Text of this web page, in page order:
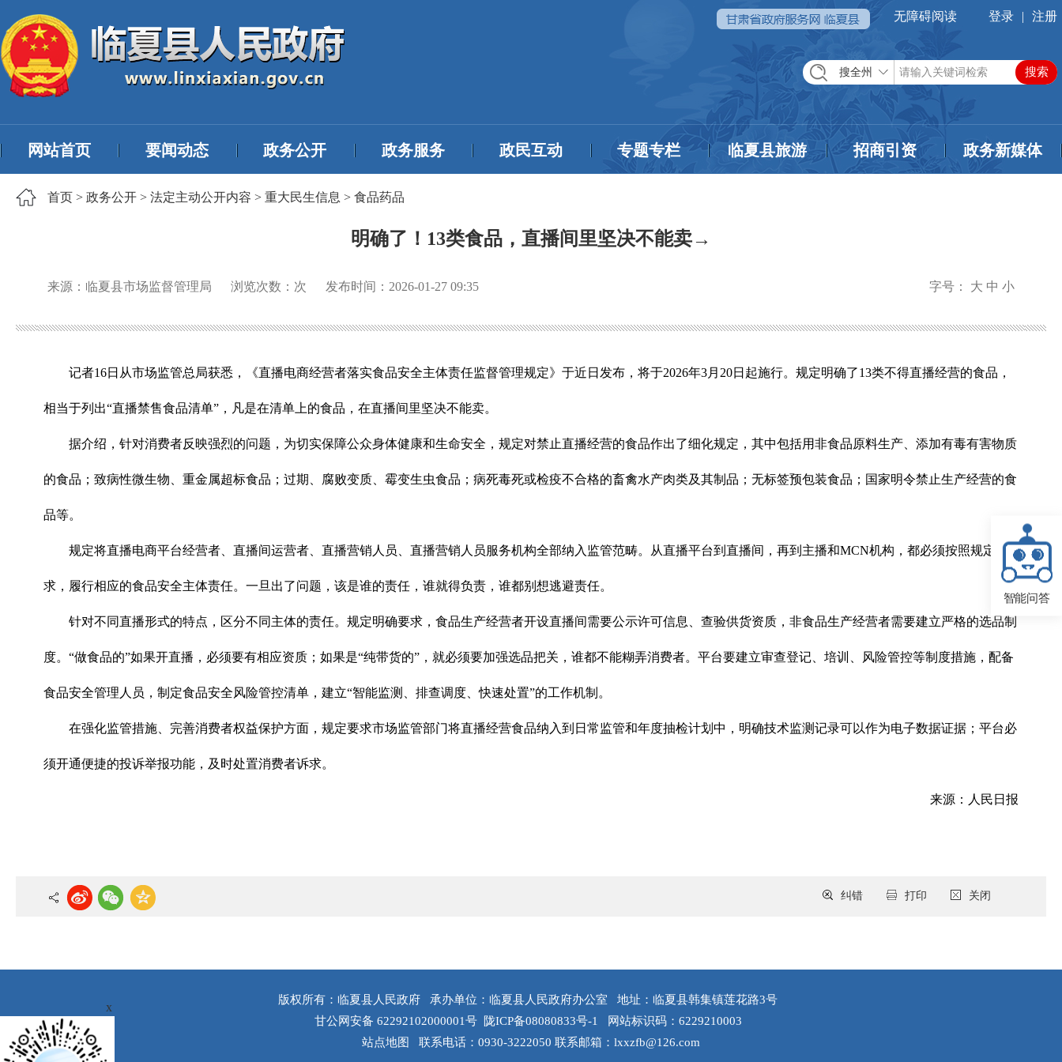
无障碍阅读 登录 | 注册
搜全州
网站首页 要闻动态 政务公开 政务服务 政民互动 专题专栏 临夏县旅游 招商引资 政务新媒体
首页 > 政务公开 > 法定主动公开内容 > 重大民生信息 > 食品药品
明确了！13类食品，直播间里坚决不能卖→
来源：临夏县市场监督管理局 浏览次数： 次 发布时间： 2026-01-27 09:35 字号： 大 中 小
记者16日从市场监管总局获悉，《直播电商经营者落实食品安全主体责任监督管理规定》于近日发布，将于2026年3月20日起施行。规定明确了13类不得直播经营的食品，
相当于列出“直播禁售食品清单”，凡是在清单上的食品，在直播间里坚决不能卖。
据介绍，针对消费者反映强烈的问题，为切实保障公众身体健康和生命安全，规定对禁止直播经营的食品作出了细化规定，其中包括用非食品原料生产、添加有毒有害物质
的食品；致病性微生物、重金属超标食品；过期、腐败变质、霉变生虫食品；病死毒死或检疫不合格的畜禽水产肉类及其制品；无标签预包装食品；国家明令禁止生产经营的食
品等。
规定将直播电商平台经营者、直播间运营者、直播营销人员、直播营销人员服务机构全部纳入监管范畴。从直播平台到直播间，再到主播和MCN机构，都必须按照规定要
求，履行相应的食品安全主体责任。一旦出了问题，该是谁的责任，谁就得负责，谁都别想逃避责任。
针对不同直播形式的特点，区分不同主体的责任。规定明确要求，食品生产经营者开设直播间需要公示许可信息、查验供货资质，非食品生产经营者需要建立严格的选品制
度。“做食品的”如果开直播，必须要有相应资质；如果是“纯带货的”，就必须要加强选品把关，谁都不能糊弄消费者。平台要建立审查登记、培训、风险管控等制度措施，配备
食品安全管理人员，制定食品安全风险管控清单，建立“智能监测、排查调度、快速处置”的工作机制。
在强化监管措施、完善消费者权益保护方面，规定要求市场监管部门将直播经营食品纳入到日常监管和年度抽检计划中，明确技术监测记录可以作为电子数据证据；平台必
须开通便捷的投诉举报功能，及时处置消费者诉求。
来源：人民日报
关闭
打印
纠错
版权所有：临夏县人民政府 承办单位：临夏县人民政府办公室
地址：临夏县韩集镇莲花路3号
甘公网安备 62292102000001号
陇ICP备08080833号-1
网站标识码：6229210003
站点地图
联系电话：0930-3222050 联系邮箱：lxxzfb@126.com
x
智能问答